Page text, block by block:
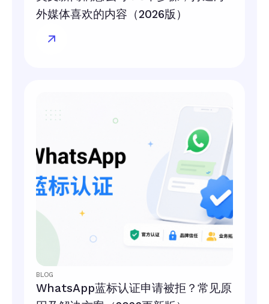
外媒体喜欢的内容（2026版）
BLOG
WhatsApp蓝标认证申请被拒？常见原